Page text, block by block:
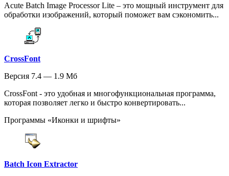
Acute Batch Image Processor Lite – это мощный инструмент для
обработки изображений, который поможет вам сэкономить...
CrossFont
Версия 7.4 — 1.9 Мб
CrossFont - это удобная и многофункциональная программа,
которая позволяет легко и быстро конвертировать...
Программы «Иконки и шрифты»
Batch Icon Extractor